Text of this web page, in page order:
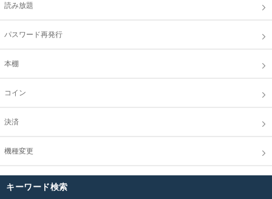
読み放題
パスワード再発行
本棚
コイン
決済
機種変更
キーワード検索